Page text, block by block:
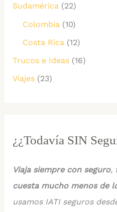
Sudamérica(22)
Colombia(10)
Costa Rica(12)
Trucos e Ideas(16)
Viajes(23)
¿¿Todavía SIN
Viaja siempre con seguro,
cuesta mucho menos de
usamos IATI seguros